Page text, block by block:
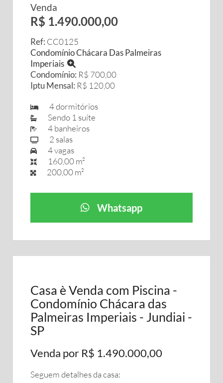
Venda
R$ 1.490.000,00
Ref: CC0125
Condomínio Chácara Das Palmeiras
Imperiais
Condomínio: R$ 700,00
Iptu Mensal: R$ 120,00
4 dormitórios
Sendo 1 suíte
4 banheiros
2 salas
4 vagas
160,00 m²
200,00 m²
Whatsapp
Casa è Venda com Piscina -
Condomínio Chácara das
Palmeiras Imperiais - Jundiai -
SP
Venda por R$ 1.490.000,00
Seguem detalhes da casa: